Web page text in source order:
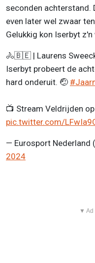
seconden achterstand.
even later wel zwaar
Gelukkig kon Iserbyt
🚴​🇧🇪​ | Laurens
Iserbyt probeert de
hard onderuit. 🤕
📺​ Stream Veldrijden op
pic.twitter.com/
— Eurosport Nederland
2024
▼ Ad